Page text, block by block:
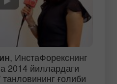
, ИнстаФорекснинг
2014 йиллардаги
ғолиби